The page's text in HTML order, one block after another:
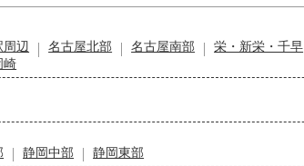
周辺
名古屋北部 名古屋南部 栄・新栄・千早
崎
静岡中部
静岡東部